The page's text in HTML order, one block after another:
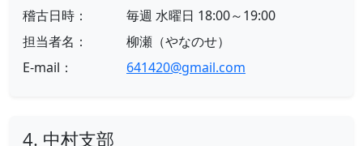
稽古日時：
毎週 水曜日 18:00～19:00
担当者名：
柳瀬（やなのせ）
E-mail：
641420@gmail.com
4. 中村支部